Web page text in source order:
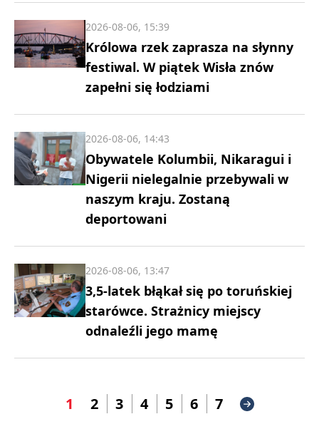
Królowa rzek zaprasza na słynny
festiwal. W piątek Wisła znów
zapełni się łodziami
2026-08-06, 15:39
Obywatele Kolumbii, Nikaragui i
Nigerii nielegalnie przebywali w
naszym kraju. Zostaną
deportowani
2026-08-06, 14:43
3,5-latek błąkał się po toruńskiej
starówce. Strażnicy miejscy
odnaleźli jego mamę
2026-08-06, 13:47
1 2 3 4 5 6 7